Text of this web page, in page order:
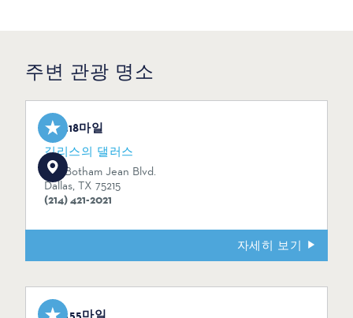
주변 관광 명소
3.18마일
길리스의 댈러스
1135 Botham Jean Blvd.
Dallas, TX 75215
(214) 421-2021
자세히 보기